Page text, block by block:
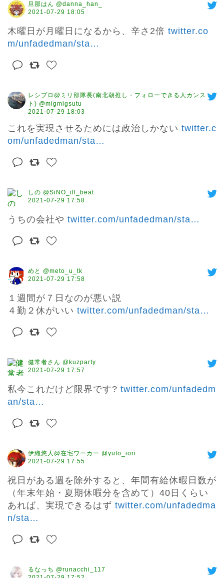
旦那はん @danna_han_
2021-07-29 18:05
木曜日が月曜日になるから、辛さ2倍 twitter.co
m/unfadedman/sta…
レシプロ@ミリ部隊長(南北朝推し・フォローできる人カンス
ト) @migmigsutu
2021-07-29 18:03
これを実現させるためには政治しかない twitter.c
om/unfadedman/sta…
しの @SiNO_ill_beat
2021-07-29 17:58
うちの会社や twitter.com/unfadedman/sta…
めと @meto_u_tk
2021-07-29 17:58
１週間が７日なのが悪い説
４勤２休がいい twitter.com/unfadedman/sta…
健常者さん @kuzparty
2021-07-29 17:57
私今これだけど限界です? twitter.com/unfadedm
an/sta…
伊織悠人@在宅ワーカー @yuto_iori
2021-07-29 17:55
祝日がある週を除外すると、年間有給休暇日数が
（年末年始・夏期休暇分を含めて）40日くらい
あれば、実現できるはず twitter.com/unfadedma
n/sta…
るなっち @runacchi_117